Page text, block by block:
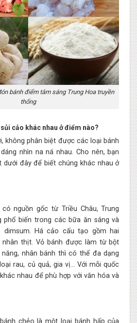
bánh điểm tâm sáng Trung Hoa truyền
thống
cảo khác nhau ở điểm nào?
không phân biệt được các loại bánh
nhìn na ná nhau. Cho nên, bạn
dưới đây để biết chúng khác nhau ở
nguồn gốc từ Triều Châu, Trung
phổ biến trong các bữa ăn sáng và
Há cảo cấu tạo gồm hai
nhân thịt. Vỏ bánh được làm từ bột
nhân bánh thì có thể đa dạng
rau, củ quả, gia vị… Với mỗi quốc
nhau để phù hợp với văn hóa và
chẻo là một loại bánh hấp của